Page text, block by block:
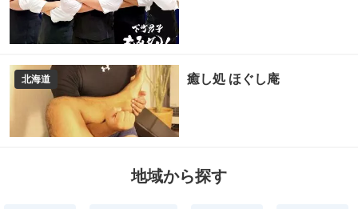
北海道 癒し処 ほぐし庵
地域から探す